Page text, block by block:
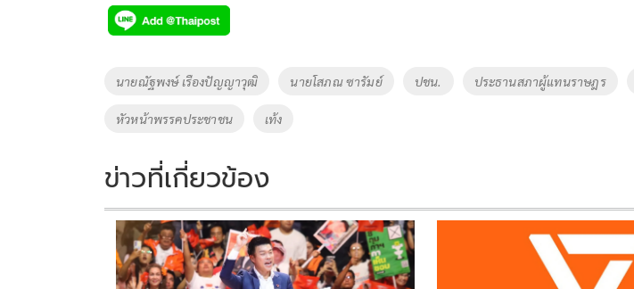
e
b
o
o
k
tt
er
p
y
Li
k
Tags
นายณัฐพงษ์ เรืองปัญญาวุฒิ นายโสภณ ซารัมย์ ปชน. ประธานสภาผู้แทนราษฎร
หัวหน้าพรรคประชาชน เท้ง
ข่าวที่เกี่ยวข้อง